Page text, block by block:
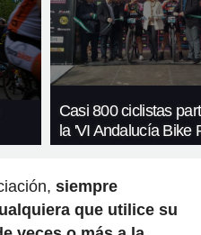
Casi 800 ciclistas
la 'VI Andalucía Bike
siempre
que utilice su